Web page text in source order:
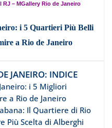
RJ – MGallery Rio de Janeiro
i 5 Quartieri Più Belli
a Rio de Janeiro
JANEIRO: INDICE
i 5 Migliori
a Rio de Janeiro
Il Quartiere di Rio
Più Scelta di Alberghi